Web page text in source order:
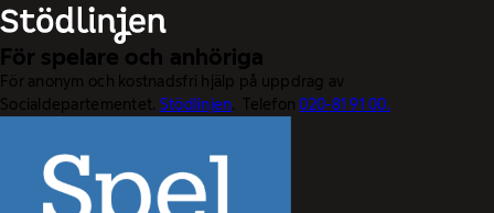
För spelare och anhöriga
För anonym och kostnadsfri hjälp på uppdrag av
Socialdepartementet. Stödlinjen. Telefon020-81 91 00.